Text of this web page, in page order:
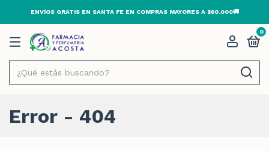
ENVÍOS GRATIS EN SANTA FE EN COMPRAS MAYORES A $60.000🚚
0
Error - 404